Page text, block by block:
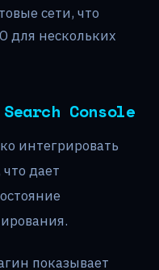
сети, что
для нескольких
Console
интегрировать
что дает
показывает